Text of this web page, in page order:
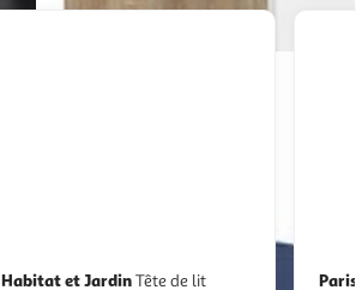
Habitat et JardinTête de lit